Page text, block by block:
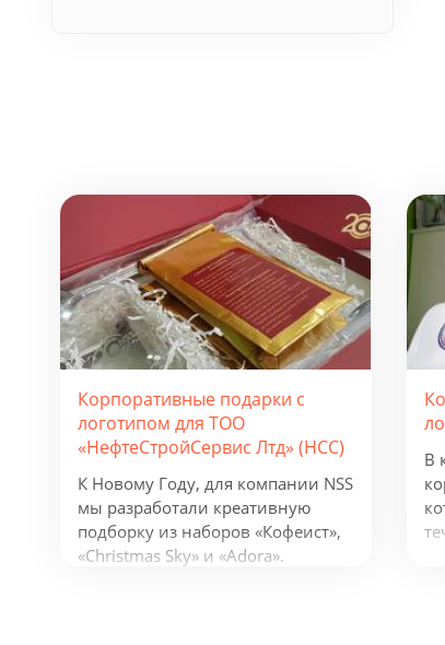
Корпоративные подарки с
логотипом для ТОО
«НефтеСтройСервис Лтд» (НСС)
К Новому Году, для компании NSS
мы разработали креативную
подборку из наборов «Кофеист»,
«Christmas Sky» и «Adora».
В